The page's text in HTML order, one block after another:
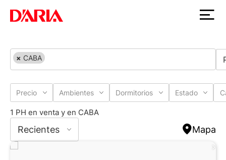
× CABA
Precio Ambientes Dormitorios Estado
1 PH en venta y en CABA
Recientes Mapa